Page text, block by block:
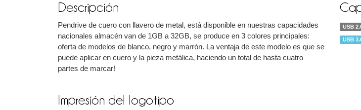
Descripción
Pendrive de cuero con llavero de metal, está disponible en nuestras capacidades
nacionales almacén van de 1GB a 32GB, se produce en 3 colores principales:
oferta de modelos de blanco, negro y marrón. La ventaja de este modelo es que se
puede aplicar en cuero y la pieza metálica, haciendo un total de hasta cuatro
partes de marcar!
USB
USB
Impresión del logotipo